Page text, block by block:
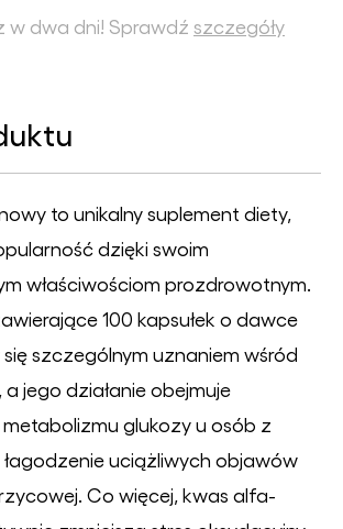
w dwa dni! Sprawdź szczegóły
to unikalny suplement diety,
dzięki swoim
właściwościom prozdrowotnym.
100 kapsułek o dawce
szczególnym uznaniem wśród
jego działanie obejmuje
glukozy u osób z
uciążliwych objawów
Co więcej, kwas alfa-